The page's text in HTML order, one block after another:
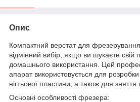
Опис
Компактний верстат для
відмінний вибір, якщо ви шукаєте
домашнього використання. Цей
апарат використовується для розробки
нігтьової пластини, а також для зняття
Основні особливості фрезера: